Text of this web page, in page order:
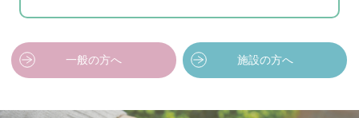
一般の方へ 施設の方へ